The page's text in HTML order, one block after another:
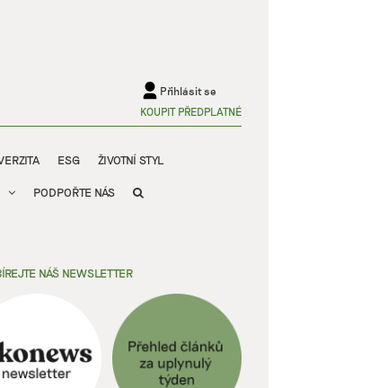
Přihlásit se
KOUPIT PŘEDPLATNÉ
ESG ŽIVOTNÍ STYL
PODPOŘTE NÁS
NÁŠ NEWSLETTER